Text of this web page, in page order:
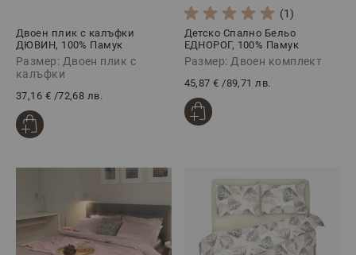
Двоен плик с калъфки
ДЮВИН, 100% Памук
Ранфорс, 3 части
Размер: Двоен плик с
калъфки
37,16 € /72,68 лв.
(1)
Детско Спално Бельо
ЕДНОРОГ, 100% Памук
Ранфорс, 4 части
Размер: Двоен комплект
45,87 € /89,71 лв.